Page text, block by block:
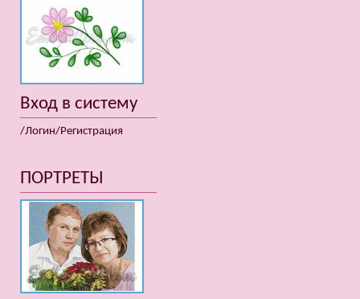
Вход в систему
/Логин/Регистрация
ПОРТРЕТЫ